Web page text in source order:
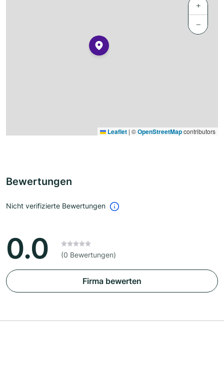
+
−
Leaflet | ©OpenStreetMapcontributors
Bewertungen
Nicht verifizierte Bewertungen
0.0 (0 Bewertungen)
Firma bewerten